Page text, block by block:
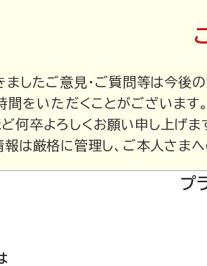
したご意見・ご質問等は今後
間をいただくことがございま
何卒よろしくお願い申し上げま
報は厳格に管理し、ご本人さま
プ